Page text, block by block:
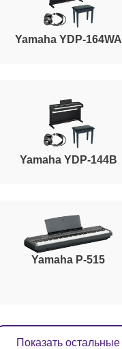
Yamaha YDP-164WA
Yamaha YDP-144B
Yamaha P-515
Показать остальные